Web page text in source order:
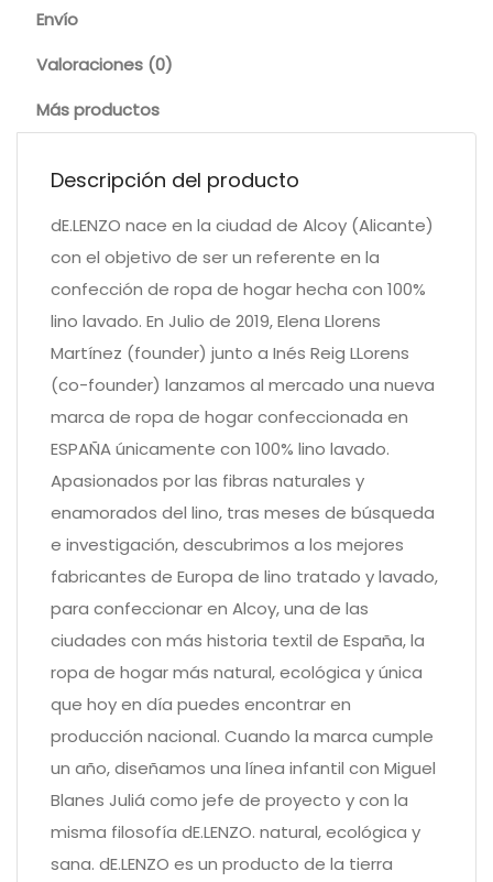
Envío
Valoraciones (0)
Más productos
Descripción del producto
dE.LENZO nace en la ciudad de Alcoy (Alicante)
con el objetivo de ser un referente en la
confección de ropa de hogar hecha con 100%
lino lavado. En Julio de 2019, Elena Llorens
Martínez (founder) junto a Inés Reig LLorens
(co-founder) lanzamos al mercado una nueva
marca de ropa de hogar confeccionada en
ESPAÑA únicamente con 100% lino lavado.
Apasionados por las fibras naturales y
enamorados del lino, tras meses de búsqueda
e investigación, descubrimos a los mejores
fabricantes de Europa de lino tratado y lavado,
para confeccionar en Alcoy, una de las
ciudades con más historia textil de España, la
ropa de hogar más natural, ecológica y única
que hoy en día puedes encontrar en
producción nacional. Cuando la marca cumple
un año, diseñamos una línea infantil con Miguel
Blanes Juliá como jefe de proyecto y con la
misma filosofía dE.LENZO. natural, ecológica y
sana. dE.LENZO es un producto de la tierra